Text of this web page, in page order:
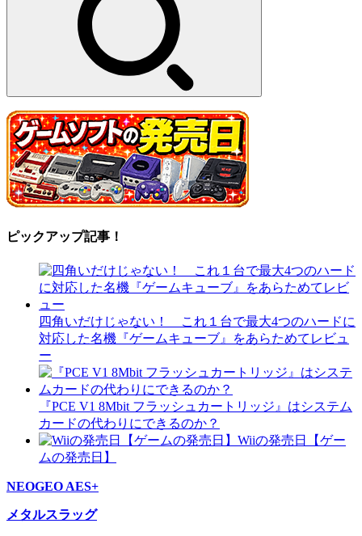
ピックアップ記事！
四角いだけじゃない！ これ１台で最大4つのハードに
対応した名機『ゲームキューブ』をあらためてレビュ
ー
『PCE V1 8Mbit フラッシュカートリッジ』はシステム
カードの代わりにできるのか？
Wiiの発売日【ゲー
ムの発売日】
NEOGEO AES+
メタルスラッグ